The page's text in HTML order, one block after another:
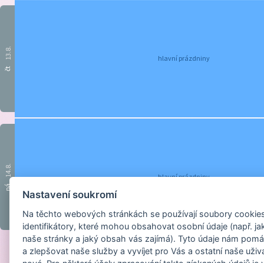
čt
13.8. hlavní prázdniny
pá
14.8. hlavní prázdniny
Provozováno na
Nastavení soukromí
Na těchto webových stránkách se používají soubory
identifikátory, které mohou obsahovat osobní údaje (např.
naše stránky a jaký obsah vás zajímá). Tyto údaje nám
a zlepšovat naše služby a vyvíjet pro Vás a ostatní naše